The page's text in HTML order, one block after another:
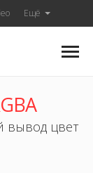
Ещё
вывод цвет